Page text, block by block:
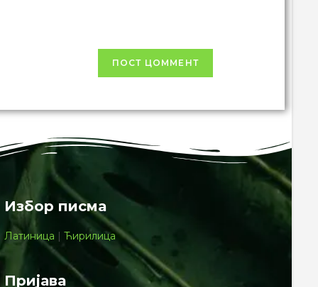
Избор писма
Латиница | Ћирилица
Пријава